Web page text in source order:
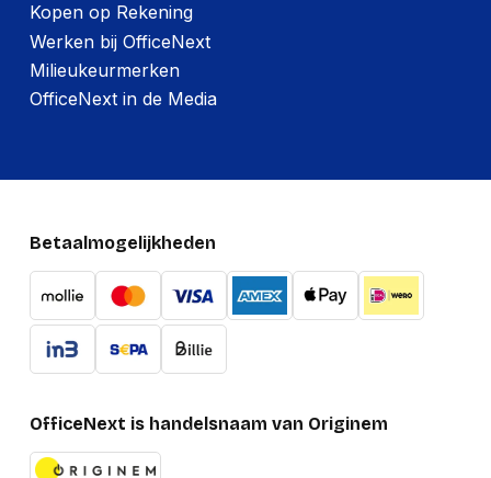
Kopen op Rekening
Werken bij OfficeNext
Milieukeurmerken
OfficeNext in de Media
Betaalmogelijkheden
OfficeNext is handelsnaam van Originem